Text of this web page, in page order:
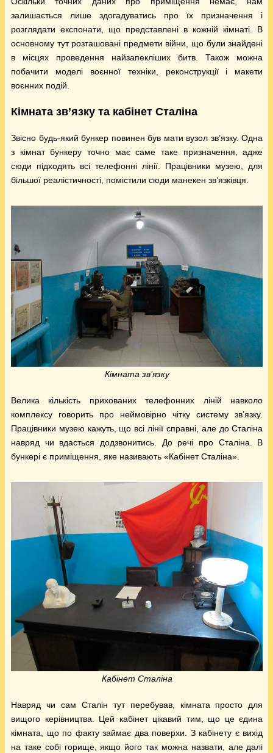
залишається лише здогадуватись про їх призначення і
розглядати експонати, що представлені в кожній кімнаті. В
основному тут розташовані предмети війни, що були знайдені
в місцях проведення найзапекліших битв. Також можна
побачити моделі воєнної техніки, реконструкції і макети
воєнних подій.
Кімната зв’язку та кабінет Сталіна
Звісно будь-який бункер повинен був мати вузол зв’язку. Одна
з кімнат бункеру точно має саме таке призначення, адже
сюди підходять всі телефонні лінії. Працівники музею, для
більшої реалістичності, помістили сюди манекен зв’язківця.
Кімната зв’язку
Велика кількість прихованих телефонних ліній навколо
комплексу говорить про неймовірно чітку систему зв’язку.
Працівники музею кажуть, що всі лінії справні, але до Сталіна
навряд чи вдасться додзвонитись. До речі про Сталіна. В
бункері є приміщення, яке називають «Кабінет Сталіна».
Кабінет Сталіна
Навряд чи сам Сталін тут перебував, кімната просто для
вищого керівництва. Цей кабінет цікавий тим, що це єдина
кімната, що по факту займає два поверхи. З кабінету є вихід
на таке собі горище, якщо його так можна назвати, але далі